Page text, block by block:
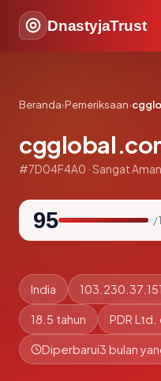
DnastyjaTrust
Beranda›Pemeriksaan›
#7D04F4A0 · Sangat Aman
95 /
India 103.230.37.151
18.5 tahun PDR
Diperbarui3 bulan